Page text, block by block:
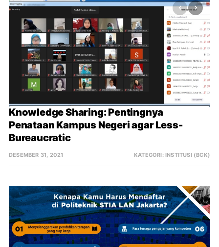
Knowledge Sharing: Pentingnya
Penataan Kampus Negeri agar Less-
Bureaucratic
DESEMBER 31, 2021 KATEGORI: INSTITUSI (BCK)